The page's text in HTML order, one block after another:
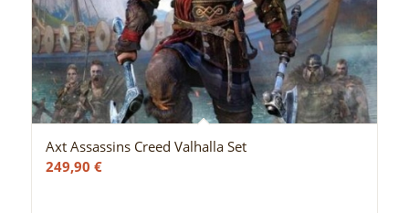
Axt Assassins Creed Valhalla Set
249,90 €